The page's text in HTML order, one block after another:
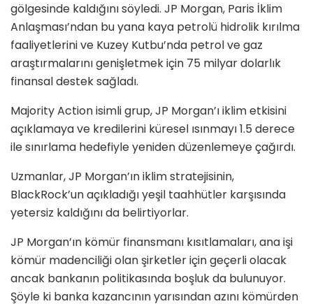
gölgesinde kaldığını söyledi. JP Morgan, Paris İklim
Anlaşması’ndan bu yana kaya petrolü hidrolik kırılma
faaliyetlerini ve Kuzey Kutbu’nda petrol ve gaz
araştırmalarını genişletmek için 75 milyar dolarlık
finansal destek sağladı.
Majority Action isimli grup, JP Morgan’ı iklim etkisini
açıklamaya ve kredilerini küresel ısınmayı 1.5 derece
ile sınırlama hedefiyle yeniden düzenlemeye çağırdı.
Uzmanlar, JP Morgan’ın iklim stratejisinin,
BlackRock’un açıkladığı yeşil taahhütler karşısında
yetersiz kaldığını da belirtiyorlar.
JP Morgan’ın kömür finansmanı kısıtlamaları, ana işi
kömür madenciliği olan şirketler için geçerli olacak
ancak bankanın politikasında boşluk da bulunuyor.
Şöyle ki banka kazancının yarısından azını kömürden